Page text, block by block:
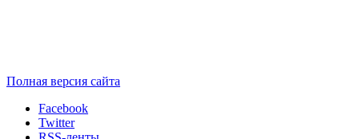
Полная версия сайта
Facebook
Twitter